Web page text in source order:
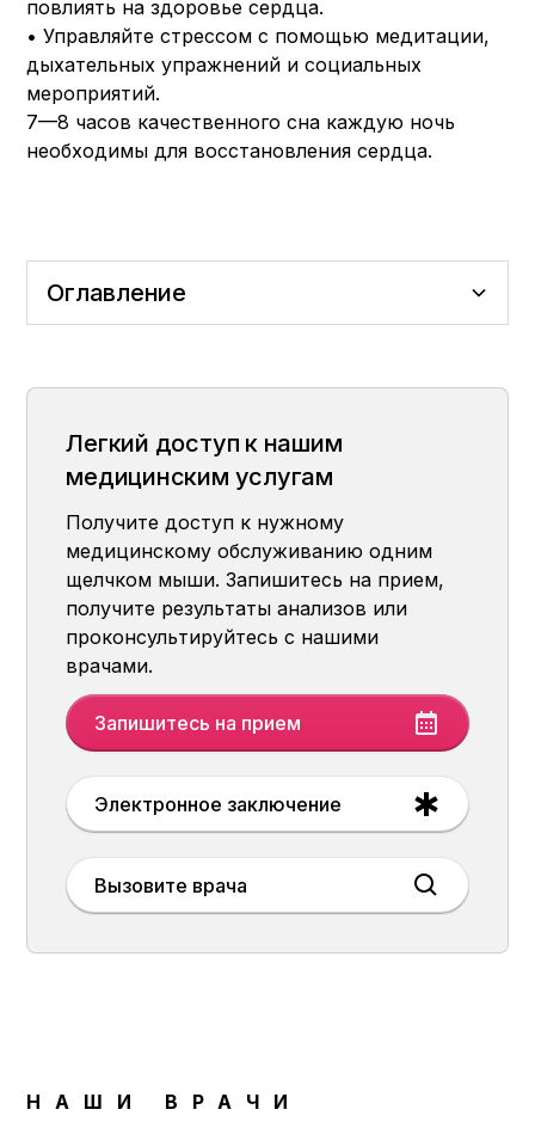
повлиять на здоровье сердца.
• Управляйте стрессом с помощью медитации,
дыхательных упражнений и социальных
мероприятий.
7—8 часов качественного сна каждую ночь
необходимы для восстановления сердца.
Оглавление
Легкий доступ к нашим
медицинским услугам
Получите доступ к нужному
медицинскому обслуживанию одним
щелчком мыши. Запишитесь на прием,
получите результаты анализов или
проконсультируйтесь с нашими
врачами.
Запишитесь на прием
Электронное заключение
Вызовите врача
НАШИ ВРАЧИ